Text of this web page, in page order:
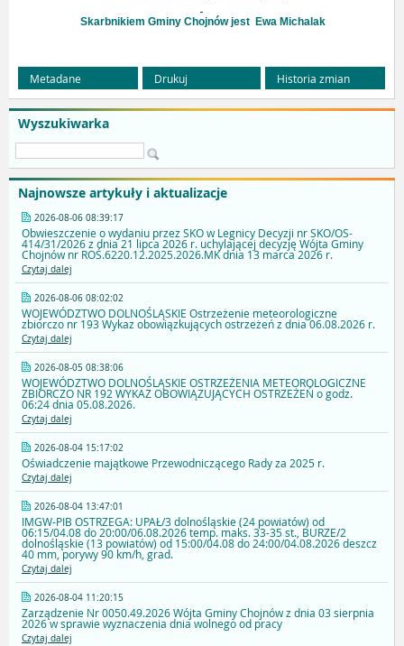
Wyszukiwarka
Najnowsze artykuły i aktualizacje
2026-08-06 08:39:17
Obwieszczenie o wydaniu przez SKO w Legnicy Decyzji nr SKO/OS-
414/31/2026 z dnia 21 lipca 2026 r. uchylającej decyzję Wójta Gminy
Chojnów nr ROŚ.6220.12.2025.2026.MK dnia 13 marca 2026 r.
Czytaj dalej
2026-08-06 08:02:02
WOJEWÓDZTWO DOLNOŚLĄSKIE Ostrzeżenie meteorologiczne
zbiorczo nr 193 Wykaz obowiązkujących ostrzeżeń z dnia 06.08.2026 r.
Czytaj dalej
2026-08-05 08:38:06
WOJEWÓDZTWO DOLNOŚLĄSKIE OSTRZEŻENIA METEOROLOGICZNE
ZBIORCZO NR 192 WYKAZ OBOWIĄZUJĄCYCH OSTRZEŻEŃ o godz.
06:24 dnia 05.08.2026.
Czytaj dalej
2026-08-04 15:17:02
Oświadczenie majątkowe Przewodniczącego Rady za 2025 r.
Czytaj dalej
2026-08-04 13:47:01
IMGW-PIB OSTRZEGA: UPAŁ/3 dolnośląskie (24 powiatów) od
06:15/04.08 do 20:00/06.08.2026 temp. maks. 33-35 st., BURZE/2
dolnośląskie (13 powiatów) od 15:00/04.08 do 24:00/04.08.2026 deszcz
40 mm, porywy 90 km/h, grad.
Czytaj dalej
2026-08-04 11:20:15
Zarządzenie Nr 0050.49.2026 Wójta Gminy Chojnów z dnia 03 sierpnia
2026 w sprawie wyznaczenia dnia wolnego od pracy
Czytaj dalej
Skarbnikiem Gminy Chojnów jest Ewa Michalak
Metadane Drukuj Historia zmian